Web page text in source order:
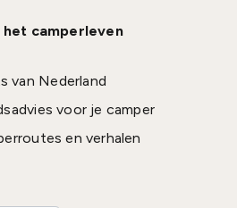
camperleven
van Nederland
voor je camper
en verhalen